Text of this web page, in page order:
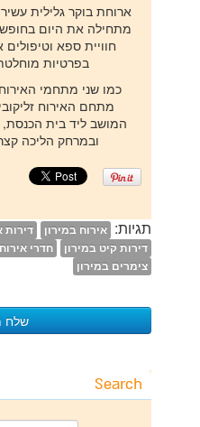
ארוחת בוקר גלילית
מתחילה את היום
חוויית ספא
בפרטיות
כמו שני מתחמי
מתחם האירוח
המושב ליד בית הכנסת,
ובמרחק הליכה
תגיות: אירוח במירון
דירות
דירות קיט במירון
חדרי
צימרים במירון
שלח
כתיבת תגובה
האימייל לא יוצג באתר.
Search